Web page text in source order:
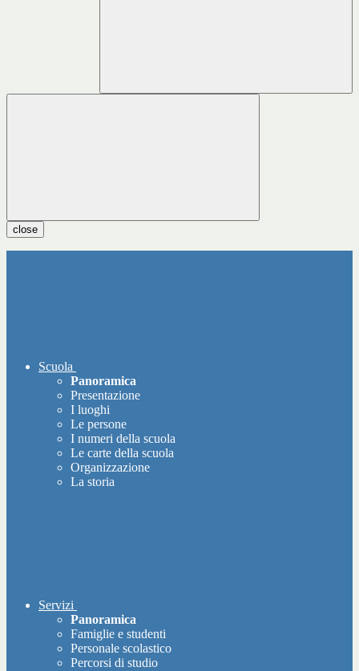
close
Scuola
Panoramica
Presentazione
I luoghi
Le persone
I numeri della scuola
Le carte della scuola
Organizzazione
La storia
Servizi
Panoramica
Famiglie e studenti
Personale scolastico
Percorsi di studio